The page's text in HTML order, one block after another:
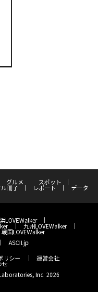
グルメ スポット
冊子 レポート データ
LOVEWalker
九州LOVEWalker
戦国LOVEWalker
ASCII.jp
リシー 運営会社
せ
Inc. 2026